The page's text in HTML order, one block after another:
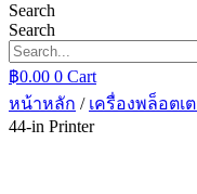
Search
Search
฿0.00 0 Cart
หน้าหลัก / เครื่องพล็อตเต
44-in Printer